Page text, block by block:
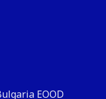
EOOD